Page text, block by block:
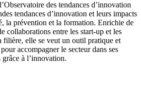
des tendances d’innovation
tendances d’innovation et leurs impacts
la prévention et la formation. Enrichie de
collaborations entre les start-up et les
filière, elle se veut un outil pratique et
accompagner le secteur dans ses
à l’innovation.